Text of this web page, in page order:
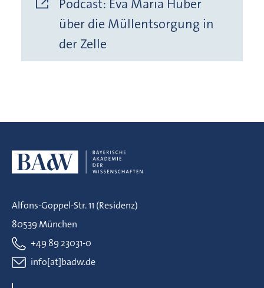
Podcast: Eva Maria Huber
über die Müllentsorgung in
der Zelle
Alfons-Goppel-Str. 11 (Residenz)
80539 München
+49 89 23031-0
info[at]badw.de